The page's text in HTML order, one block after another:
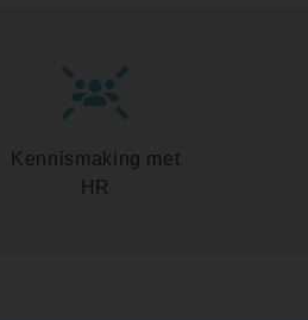
Kennismaking met
HR